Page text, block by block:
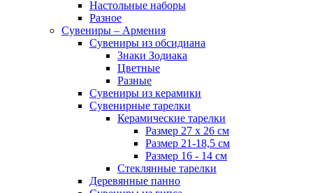
Настольные наборы
Разное
Сувениры – Армения
Сувениры из обсидиана
Знаки Зодиака
Цветные
Разные
Сувениры из керамики
Сувенирные тарелки
Керамические тарелки
Размер 27 х 26 см
Размер 21-18,5 см
Размер 16 - 14 см
Стеклянные тарелки
Деревянные панно